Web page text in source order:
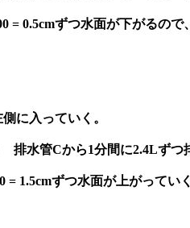
0.5cmずつ水面が下がるので
に入っていく。
管Cから1分間に2.4Lずつ排
1.5cmずつ水面が上がっていく